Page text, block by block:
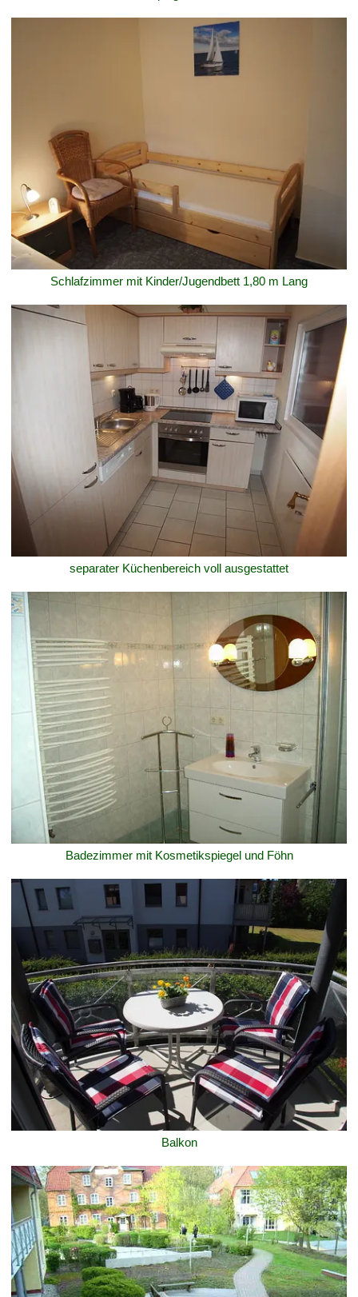
Schlafzimmer mit Kinder/Jugendbett 1,80 m Lang
separater Küchenbereich voll ausgestattet
Badezimmer mit Kosmetikspiegel und Föhn
Balkon